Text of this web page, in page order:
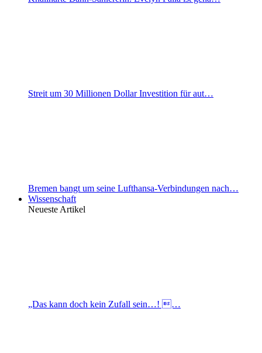
Streit um 30 Millionen Dollar Investition für aut…
Bremen bangt um seine Lufthansa-Verbindungen nach…
Wissenschaft
Neueste Artikel
„Das kann doch kein Zufall sein…! …